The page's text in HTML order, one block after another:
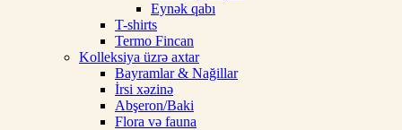
Eynək qabı
T-shirts
Termo Fincan
Kolleksiya üzrə axtar
Bayramlar & Nağillar
İrsi xəzinə
Abşeron/Baki
Flora və fauna